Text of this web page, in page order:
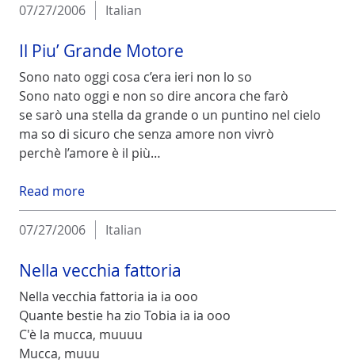
07/27/2006 Italian
Il Piu’ Grande Motore
Sono nato oggi cosa c’era ieri non lo so
Sono nato oggi e non so dire ancora che farò
se sarò una stella da grande o un puntino nel cielo
ma so di sicuro che senza amore non vivrò
perchè l’amore è il più…
Read more
07/27/2006 Italian
Nella vecchia fattoria
Nella vecchia fattoria ia ia ooo
Quante bestie ha zio Tobia ia ia ooo
C'è la mucca, muuuu
Mucca, muuu